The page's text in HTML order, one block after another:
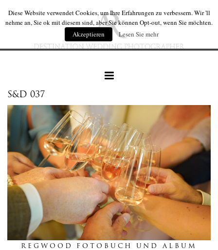
hochzeiten
hochzeit produkte
wir
nachrichten
S&D 037
REGWOOD FOTOBUCH UND ALBUM
Diese Website verwendet Cookies, um Ihre Erfahrungen zu verbessern. Wir 'll
nehme an, Sie ok mit diesem sind, aber Sie können Opt-out, wenn Sie möchten.
Akzeptieren
Lesen Sie mehr